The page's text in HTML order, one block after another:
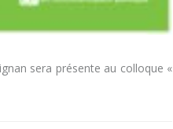
sera présente au colloque «